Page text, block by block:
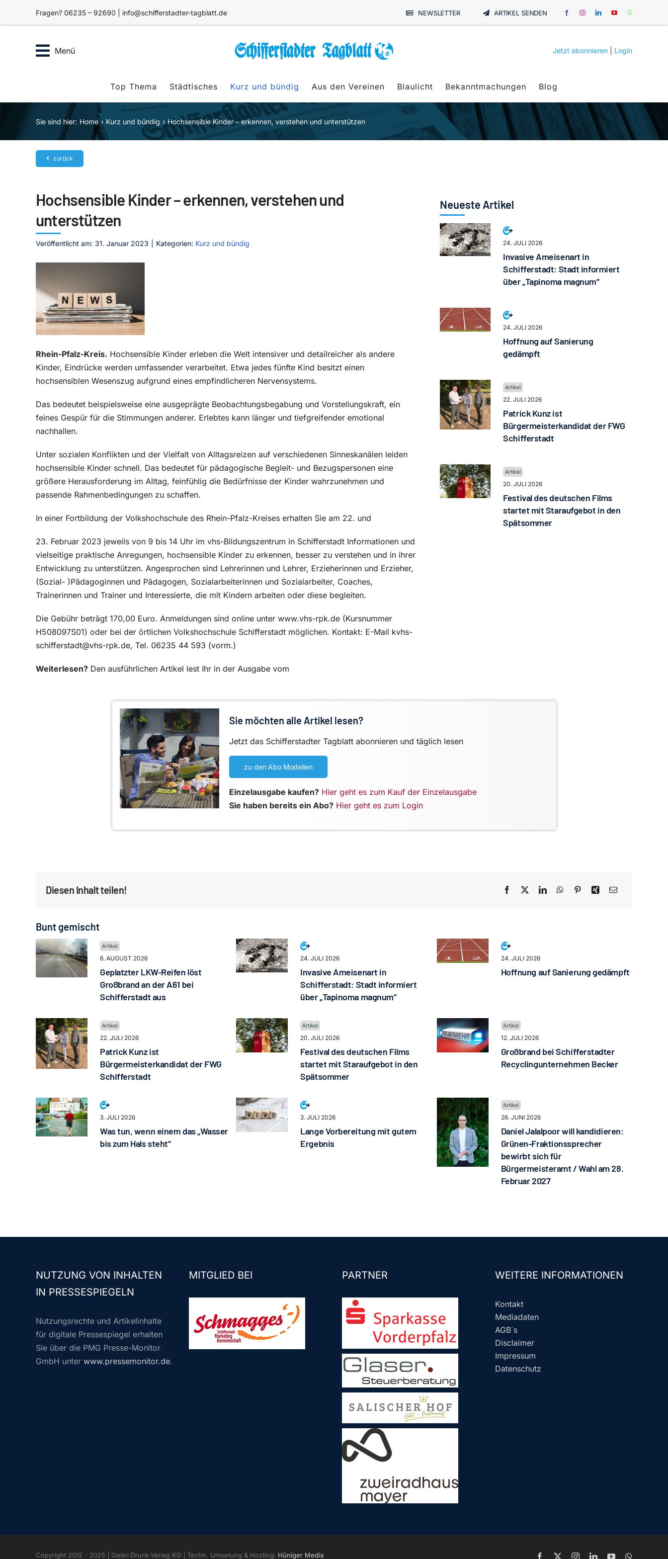
Fragen? 06235 – 92690 | info@schifferstadter-tagblatt.de NEWSLETTER ARTIKEL SENDEN
Menü Jetzt abonnieren Login
Top Thema Städtisches Kurz und bündig Aus den Vereinen Blaulicht Bekanntmachungen Blog
Sie sind hier: Home Kurz und bündig Hochsensible Kinder – erkennen, verstehen und unterstützen
zurück
Hochsensible Kinder – erkennen, verstehen und
unterstützen
Veröffentlicht am: 31. Januar 2023 Kategorien: Kurz und bündig
Rhein-Pfalz-Kreis. Hochsensible Kinder erleben die Welt intensiver und detailreicher als andere
Kinder, Eindrücke werden umfassender verarbeitet. Etwa jedes fünfte Kind besitzt einen
hochsensiblen Wesenszug aufgrund eines empfindlicheren Nervensystems.
Das bedeutet beispielsweise eine ausgeprägte Beobachtungsbegabung und Vorstellungskraft, ein
feines Gespür für die Stimmungen anderer. Erlebtes kann länger und tiefgreifender emotional
nachhallen.
Unter sozialen Konflikten und der Vielfalt von Alltagsreizen auf verschiedenen Sinneskanälen leiden
hochsensible Kinder schnell. Das bedeutet für pädagogische Begleit- und Bezugspersonen eine
größere Herausforderung im Alltag, feinfühlig die Bedürfnisse der Kinder wahrzunehmen und
passende Rahmenbedingungen zu schaffen.
In einer Fortbildung der Volkshochschule des Rhein-Pfalz-Kreises erhalten Sie am 22. und
23. Februar 2023 jeweils von 9 bis 14 Uhr im vhs-Bildungszentrum in Schifferstadt Informationen und
vielseitige praktische Anregungen, hochsensible Kinder zu erkennen, besser zu verstehen und in ihrer
Entwicklung zu unterstützen. Angesprochen sind Lehrerinnen und Lehrer, Erzieherinnen und Erzieher,
(Sozial- )Pädagoginnen und Pädagogen, Sozialarbeiterinnen und Sozialarbeiter, Coaches,
Trainerinnen und Trainer und Interessierte, die mit Kindern arbeiten oder diese begleiten.
Die Gebühr beträgt 170,00 Euro. Anmeldungen sind online unter www.vhs-rpk.de (Kursnummer
H508097S01) oder bei der örtlichen Volkshochschule Schifferstadt möglichen. Kontakt: E-Mail kvhs-
schifferstadt@vhs-rpk.de, Tel. 06235 44 593 (vorm.)
Weiterlesen? Den ausführlichen Artikel lest Ihr in der Ausgabe vom
Neueste Artikel
24. JULI 2026
Invasive Ameisenart in
Schifferstadt: Stadt informiert
über „Tapinoma magnum“
24. JULI 2026
Hoffnung auf Sanierung
gedämpft
22. JULI 2026
Patrick Kunz ist
Bürgermeisterkandidat der FWG
Schifferstadt
20. JULI 2026
Festival des deutschen Films
startet mit Staraufgebot in den
Spätsommer
Sie möchten alle Artikel lesen?
Jetzt das Schifferstadter Tagblatt abonnieren und täglich lesen
zu den Abo Modellen
Einzelausgabe kaufen? Hier geht es zum Kauf der Einzelausgabe
Sie haben bereits ein Abo? Hier geht es zum Login
Diesen Inhalt teilen!
Bunt gemischt
6. AUGUST 2026
Geplatzter LKW-Reifen löst
Großbrand an der A61 bei
Schifferstadt aus
24. JULI 2026
Invasive Ameisenart in
Schifferstadt: Stadt informiert
über „Tapinoma magnum“
24. JULI 2026
Hoffnung auf Sanierung gedämpft
22. JULI 2026
Patrick Kunz ist
Bürgermeisterkandidat der FWG
Schifferstadt
20. JULI 2026
Festival des deutschen Films
startet mit Staraufgebot in den
Spätsommer
12. JULI 2026
Großbrand bei Schifferstadter
Recyclingunternehmen Becker
3. JULI 2026
Was tun, wenn einem das „Wasser
bis zum Hals steht“
3. JULI 2026
Lange Vorbereitung mit gutem
Ergebnis
26. JUNI 2026
Daniel Jalalpoor will kandidieren:
Grünen-Fraktionssprecher
bewirbt sich für
Bürgermeisteramt / Wahl am 28.
Februar 2027
NUTZUNG VON INHALTEN
IN PRESSESPIEGELN
Nutzungsrechte und Artikelinhalte
für digitale Pressespiegel erhalten
Sie über die PMG Presse-Monitor
GmbH unter www.pressemonitor.de.
MITGLIED BEI PARTNER WEITERE INFORMATIONEN
Kontakt
Mediadaten
AGB´s
Disclaimer
Impressum
Datenschutz
Copyright 2012 - 2025 | Geier-Druck-Verlag KG | Techn. Umsetung & Hosting: Hüniger Media Facebook InstagramLinkedInYouTube